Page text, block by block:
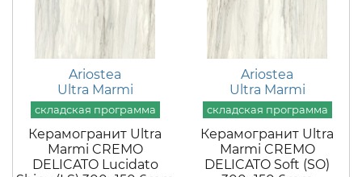
Ariostea
Ultra Marmi
Керамогранит Ultra
Marmi CREMO
DELICATO Lucidato
Ariostea
Ultra Marmi
Керамогранит Ultra
Marmi CREMO
DELICATO Soft (SO)